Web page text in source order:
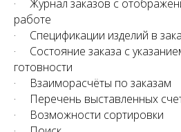
· Журнал заказов с
работе
· Спецификации изделий в
· Состояние заказа с
готовности
· Взаиморасчёты по заказам
· Перечень выставленных
· Возможности сортировки